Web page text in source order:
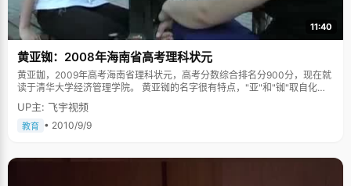
11:40
黄亚铷：2008年海南省高考理科状元
黄亚鉫，2009年高考海南省理科状元，高考分数综合排名分900分，现在就
读于清华大学经济管理学院。 黄亚铷的名字很有特点，"亚"和"铷"取自化学
元素周期表中的"氩"和"铷"，后来教化学的爸妈觉得，"氩"有气不好，就把上
边的偏旁去掉了，最后定名"亚铷"。黄亚铷每次与人见面的时候，总是免不
了要介绍一下自己的新名字来历，她嘿嘿笑着说，"十几年了，这几乎成了我
让老师们头疼不已。"小学一二年级的时候特别调皮，老迟到，上课喜欢说
UP主: 飞宇视频
教育 • 2010/9/9